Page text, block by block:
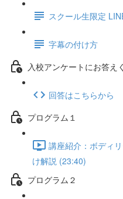
スクール生限定
字幕の付け方
入校アンケートにお答え
回答はこちらから
プログラム１
講座紹介：ボディ
け解説 (23:40)
プログラム２